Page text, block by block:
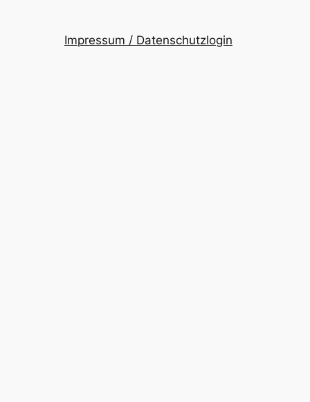
Impressum / Datenschutzlogin